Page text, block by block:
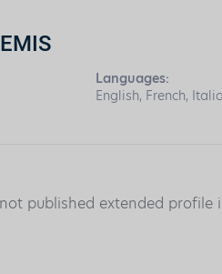
Languages:
English, French,
published extended